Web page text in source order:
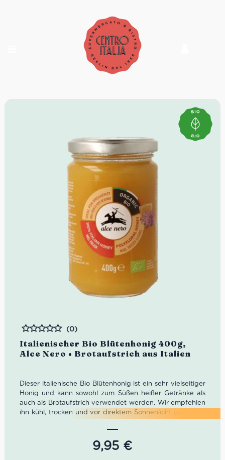
Italienischer Bio Blütenhonig 400g,
Alce Nero • Brotaufstrich aus Italien
Bewertet
(0)
Dieser italienische Bio Blütenhonig ist ein sehr vielseitiger
Honig und kann sowohl zum Süßen heißer Getränke als
auch als Brotaufstrich verwendet werden. Wir empfehlen
ihn kühl, trocken und vor direktem Sonnenlicht geschützt
9,95 €